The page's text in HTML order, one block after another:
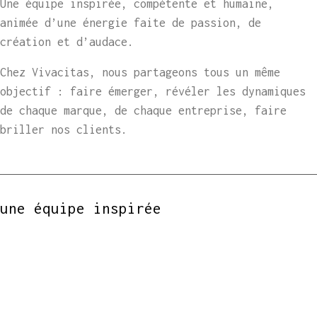
Une équipe inspirée, compétente et humaine,
animée d’une énergie faite de passion, de
création et d’audace.
Chez Vivacitas, nous partageons tous un même
objectif : faire émerger, révéler les dynamiques
de chaque marque, de chaque entreprise, faire
briller nos clients.
une équipe inspirée